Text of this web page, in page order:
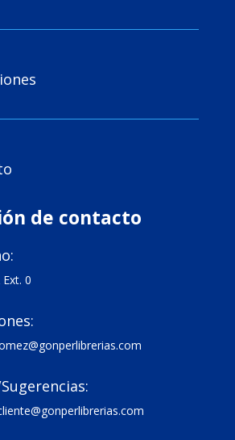
de contacto
0